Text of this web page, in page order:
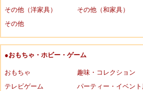
その他（洋家具）
その他（和家具）
その他
●おもちゃ・ホビー・ゲーム
おもちゃ
趣味・コレクション
テレビゲーム
パーティー・イベント